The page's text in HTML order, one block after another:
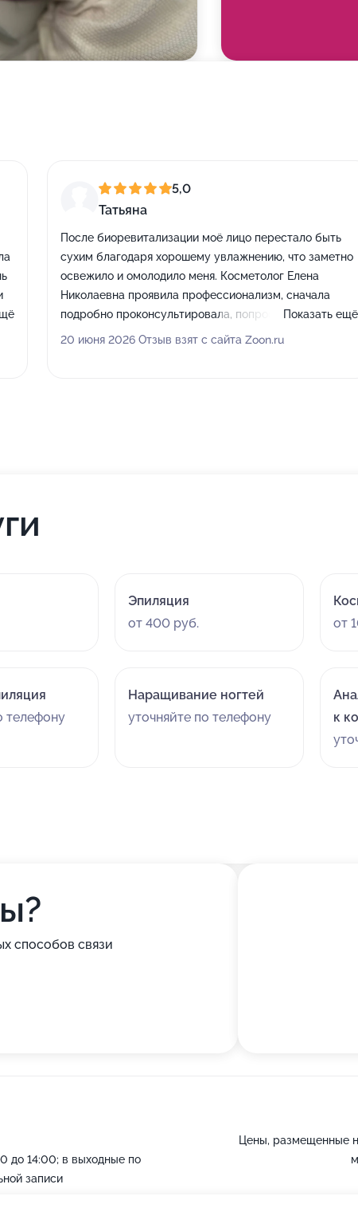
5,0
Татьяна
После биоревитализации моё лицо перестало быть
сухим благодаря хорошему увлажнению, что заметно
освежило и омолодило меня. Косметолог Елена
Николаевна проявила профессионализм, сначала
подробно проконсультировала, попросила
предоставить анализы, убедилась в отсутствии
Показать ещё
20 июня 2026 Отзыв взят с сайта Zoon.ru
Эпиляция
от 400 руб.
от
телефону
Наращивание ногтей
уточняйте по телефону
к
способов связи
до 14:00; в выходные по
записи
Цены, размещенные